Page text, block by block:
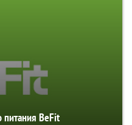
питания BeFit